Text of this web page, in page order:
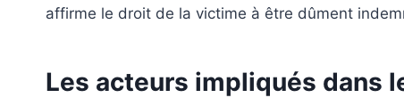
affirme le droit de la victime à être dûment
Les acteurs impliqués dans